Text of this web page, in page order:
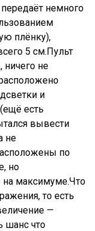
немного
плёнку),
5 см.Пульт
ничего не
и
есть
вывести
не
по
но
на максимуме.Что
то есть
—
шанс что